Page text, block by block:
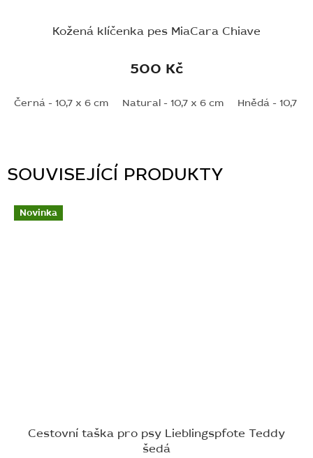
SOUVISEJÍCÍ PRODUKTY
Novinka
Cestovní taška pro psy Lieblingspfote Teddy
šedá
Kožená klíčenka pes MiaCara Chiave
500 Kč
Černá - 10,7 x 6 cm Natural - 10,7 x 6 cm Hnědá - 10,7 x